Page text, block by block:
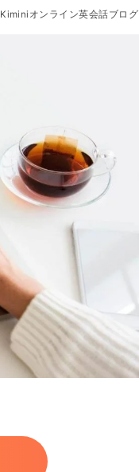
Kiminiオンライン英会話ブログ